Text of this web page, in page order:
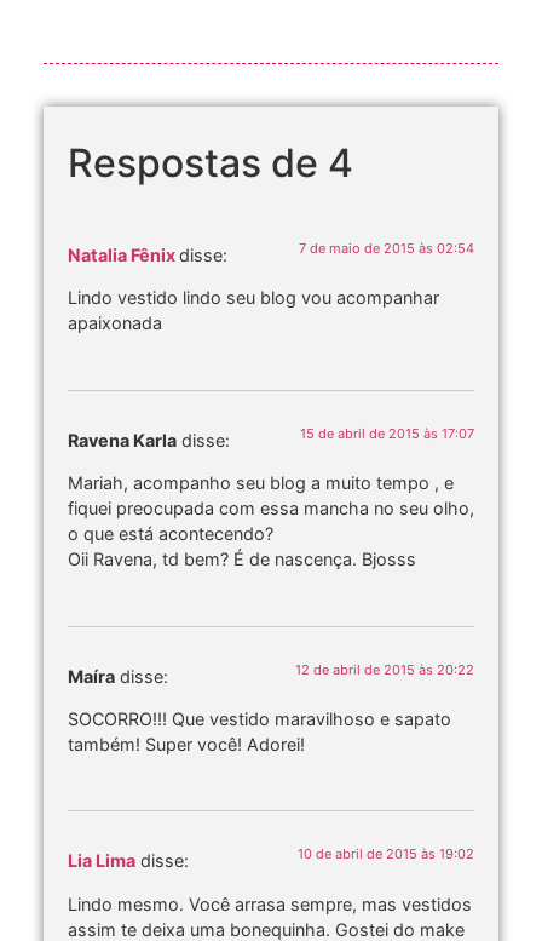
Respostas de 4
Natalia Fênixdisse: 7 de maio de 2015 às 02:54
Lindo vestido lindo seu blog vou acompanhar
apaixonada
Ravena Karla disse: 15 de abril de 2015 às 17:07
Mariah, acompanho seu blog a muito tempo , e
fiquei preocupada com essa mancha no seu olho,
o que está acontecendo?
Oii Ravena, td bem? É de nascença. Bjosss
Maíra disse: 12 de abril de 2015 às 20:22
SOCORRO!!! Que vestido maravilhoso e sapato
também! Super você! Adorei!
Lia Lima disse: 10 de abril de 2015 às 19:02
Lindo mesmo. Você arrasa sempre, mas vestidos
assim te deixa uma bonequinha. Gostei do make